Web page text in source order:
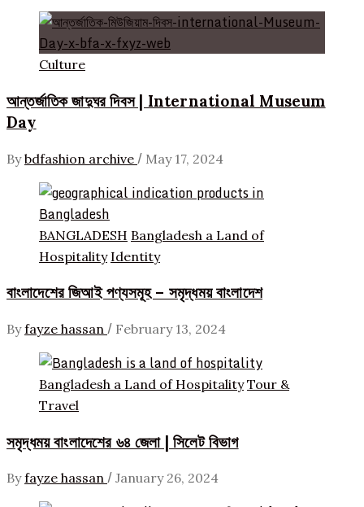
Culture
আন্তর্জাতিক জাদুঘর দিবস | International Museum
Day
By bdfashion archive / May 17, 2024
BANGLADESH Bangladesh a Land of
Hospitality Identity
বাংলাদেশের জিআই পণ্যসমূহ – সমৃদ্ধময় বাংলাদেশ
By fayze hassan / February 13, 2024
Bangladesh a Land of Hospitality Tour &
Travel
সমৃদ্ধময় বাংলাদেশের ৬৪ জেলা | সিলেট বিভাগ
By fayze hassan / January 26, 2024